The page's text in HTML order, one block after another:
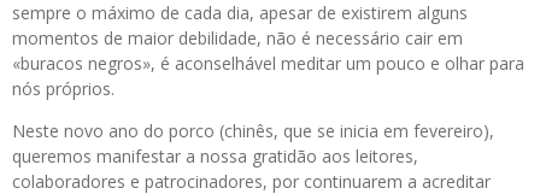
sempre o máximo de cada dia, apesar de existirem alguns
momentos de maior debilidade, não é necessário cair em
«buracos negros», é aconselhável meditar um pouco e olhar para
nós próprios.
Neste novo ano do porco (chinês, que se inicia em fevereiro),
queremos manifestar a nossa gratidão aos leitores,
colaboradores e patrocinadores, por continuarem a acreditar